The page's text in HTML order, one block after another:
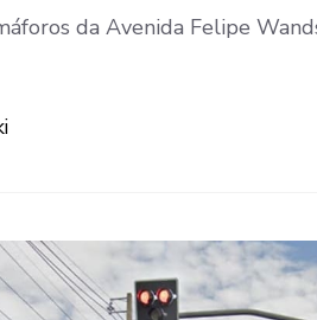
da Avenida Felipe